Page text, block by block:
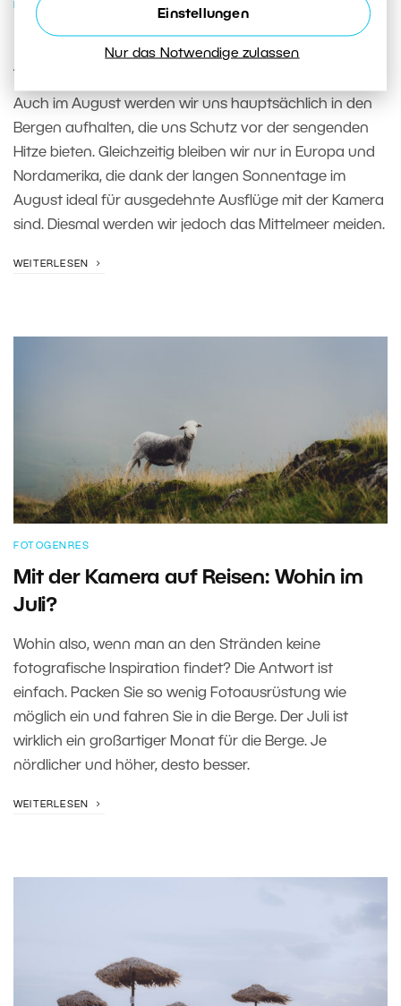
Einstellungen
Nur das Notwendige zulassen
FOTOGENRES
Mit der Kamera auf Reisen: Wohin im
August?
Auch im August werden wir uns hauptsächlich in den
Bergen aufhalten, die uns Schutz vor der sengenden
Hitze bieten. Gleichzeitig bleiben wir nur in Europa und
Nordamerika, die dank der langen Sonnentage im
August ideal für ausgedehnte Ausflüge mit der Kamera
sind. Diesmal werden wir jedoch das Mittelmeer meiden.
WEITERLESEN
FOTOGENRES
Mit der Kamera auf Reisen: Wohin im
Juli?
Wohin also, wenn man an den Stränden keine
fotografische Inspiration findet? Die Antwort ist
einfach. Packen Sie so wenig Fotoausrüstung wie
möglich ein und fahren Sie in die Berge. Der Juli ist
wirklich ein großartiger Monat für die Berge. Je
nördlicher und höher, desto besser.
WEITERLESEN